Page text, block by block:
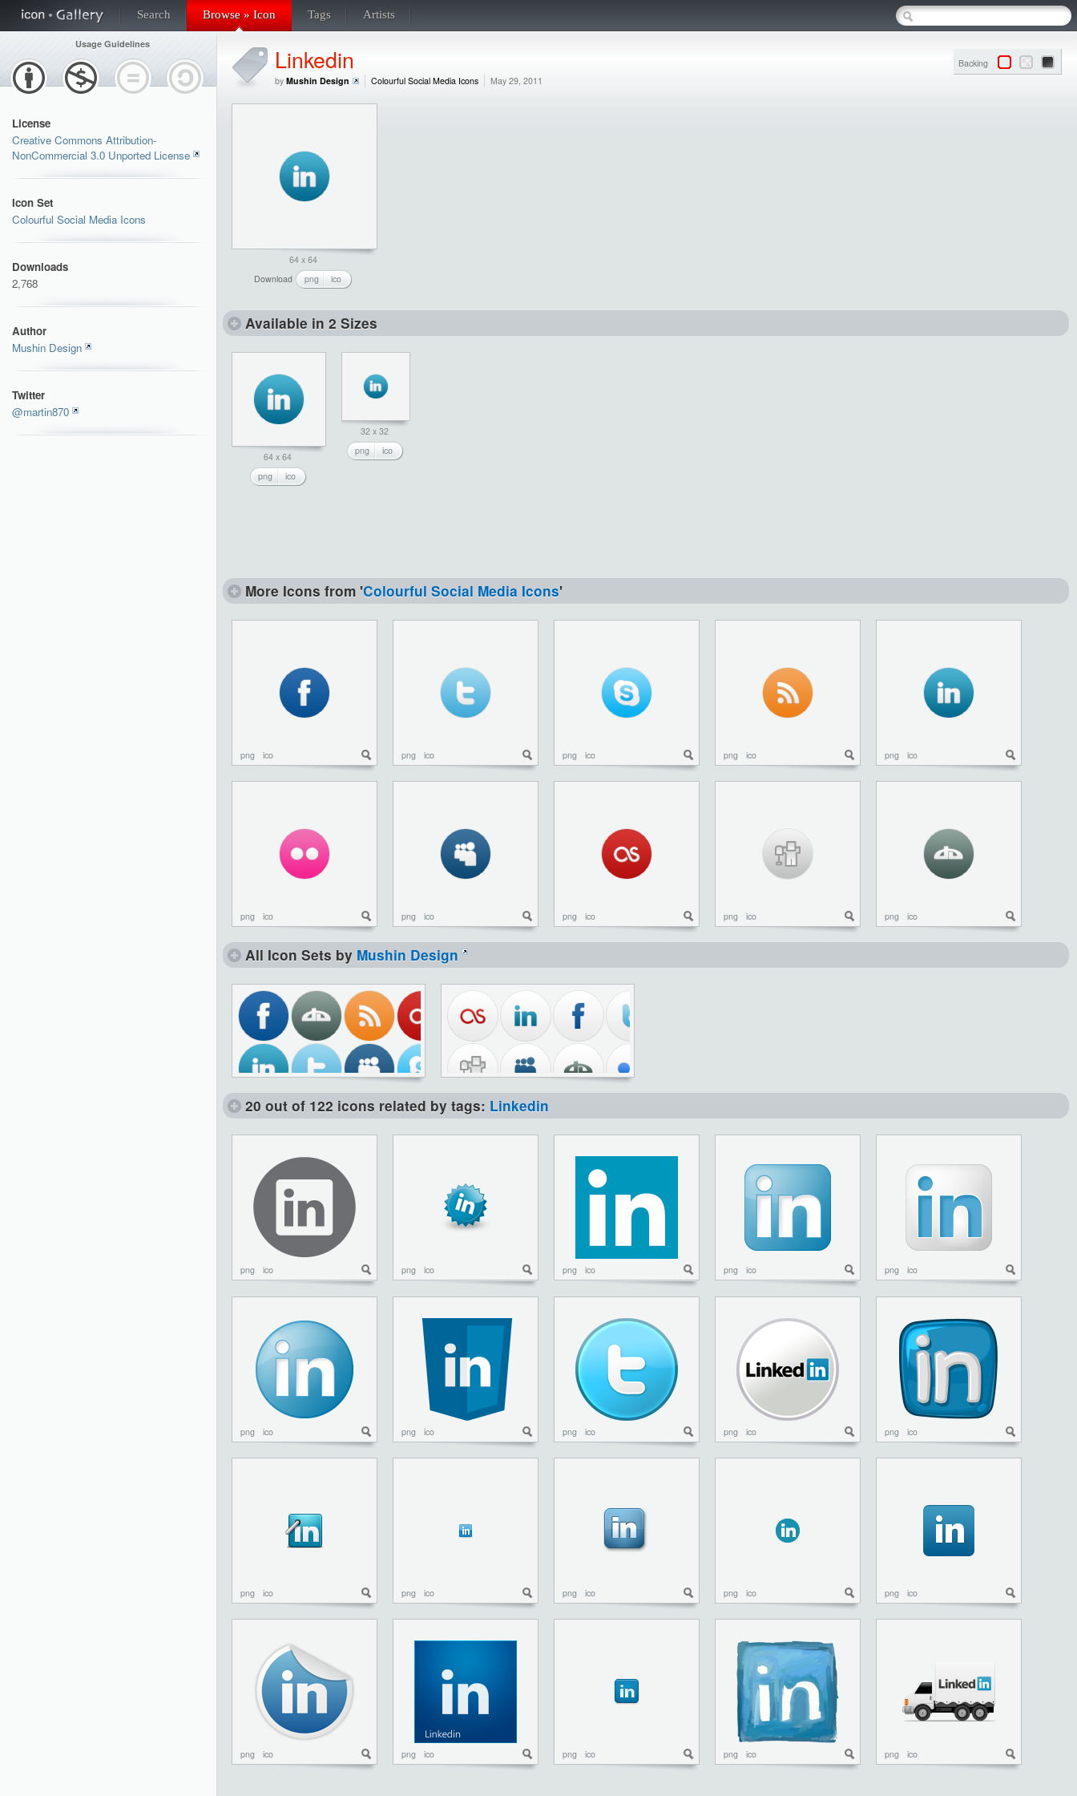
Search Browse » Icon Tags Artists
Usage Guidelines
License
Creative Commons Attribution-
NonCommercial 3.0 Unported License
Icon Set
Colourful Social Media Icons
Downloads
2,768
Author
Mushin Design
Twitter
@martin870
Backing
Linkedin
by Mushin Design Colourful Social Media Icons May 29, 2011
64 x 64
Download
png ico
Available in 2 Sizes
64 x 64
png
ico
32 x 32
png
ico
More Icons from 'Colourful Social Media Icons'
png ico png ico png ico png ico png ico
png ico png ico png ico png ico png ico
All Icon Sets by Mushin Design
20 out of 122 icons related by tags: Linkedin
png ico png ico png ico png ico png ico
png ico png ico png ico png ico png ico
png ico png ico png ico png ico png ico
png ico png ico png ico png ico png ico